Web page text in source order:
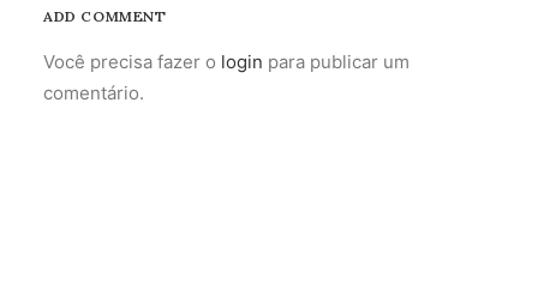
ADD COMMENT
Você precisa fazer o login para publicar um
comentário.